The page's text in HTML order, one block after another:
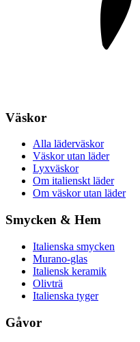
Väskor
Alla läderväskor
Väskor utan läder
Lyxväskor
Om italienskt läder
Om väskor utan läder
Smycken & Hem
Italienska smycken
Murano-glas
Italiensk keramik
Olivträ
Italienska tyger
Gåvor